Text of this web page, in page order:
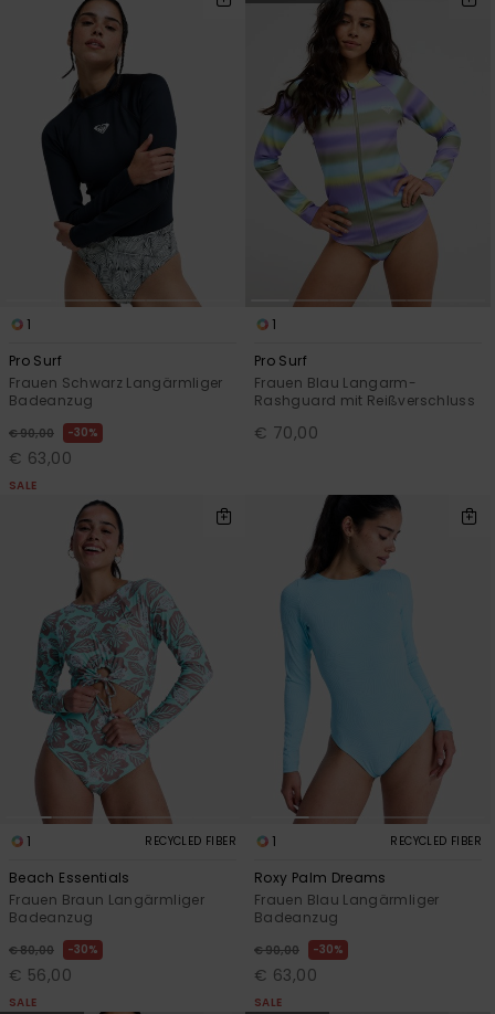
1
Pro Surf
Frauen Schwarz Langärmliger
Badeanzug
€ 90,00 30%
€ 63,00
SALE
1
Pro Surf
Frauen Blau Langarm-
Rashguard mit Reißverschluss
€ 70,00
1 RECYCLED FIBER
Beach Essentials
Frauen Braun Langärmliger
Badeanzug
€ 80,00 30%
€ 56,00
SALE
1 RECYCLED FIBER
Roxy Palm Dreams
Frauen Blau Langärmliger
Badeanzug
€ 90,00 30%
€ 63,00
SALE